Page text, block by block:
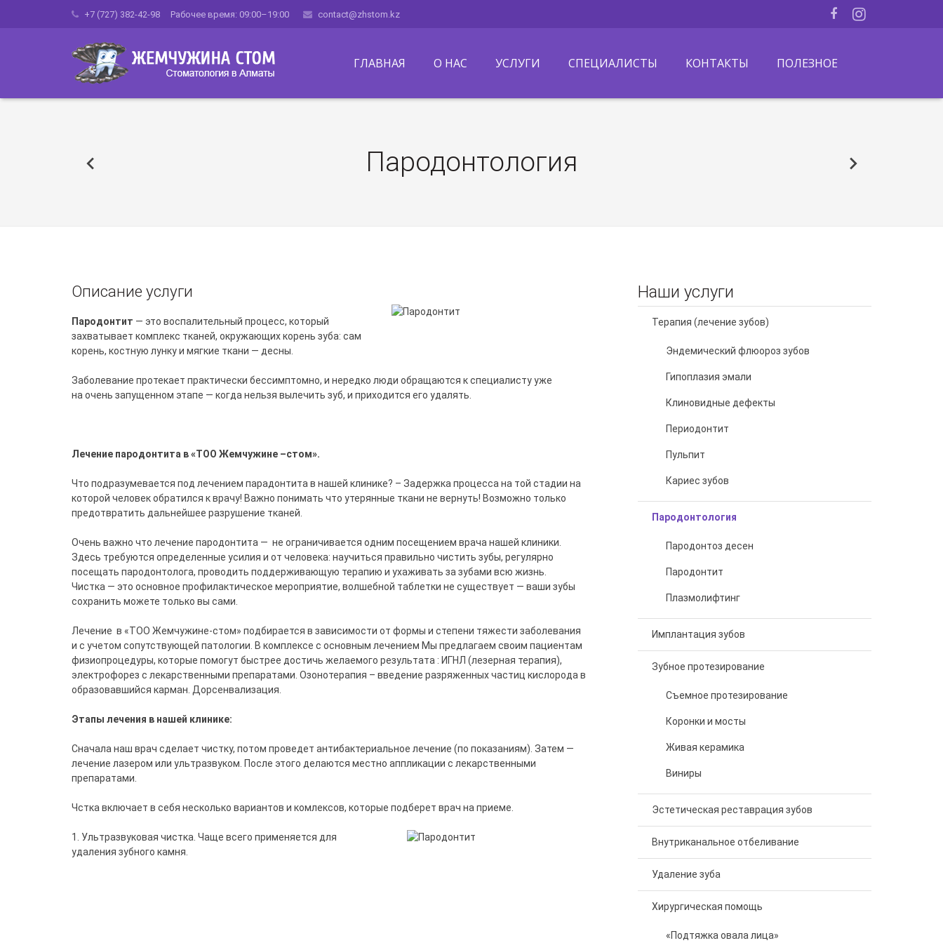
+7 (727) 382-42-98 Рабочее время: 09:00–19:00 contact@zhstom.kz
ГЛАВНАЯ О НАС УСЛУГИ СПЕЦИАЛИСТЫ КОНТАКТЫ ПОЛЕЗНОЕ
Пародонтология
Описание услуги
Пародонтит — это воспалительный процесс, который
захватывает комплекс тканей, окружающих корень зуба: сам
корень, костную лунку и мягкие ткани — десны.
Заболевание протекает практически бессимптомно, и нередко люди обращаются к специалисту уже
на очень запущенном этапе — когда нельзя вылечить зуб, и приходится его удалять.
Лечение пародонтита в«ТОО Жемчужине –стом».
Что подразумевается под лечением парадонтита в нашей клинике? – Задержка процесса на той стадии на
которой человек обратился к врачу! Важно понимать что утерянные ткани не вернуть! Возможно только
предотвратить дальнейшее разрушение тканей.
Очень важно что лечение пародонтита — не ограничивается одним посещением врача нашей клиники.
Здесь требуются определенные усилия и от человека: научиться правильно чистить зубы, регулярно
посещать пародонтолога, проводить поддерживающую терапию и ухаживать за зубами всю жизнь.
Чистка — это основное профилактическое мероприятие, волшебной таблетки не существует — ваши зубы
сохранить можете только вы сами.
Лечение в «ТОО Жемчужине-стом» подбирается в зависимости от формы и степени тяжести заболевания
и с учетом сопутствующей патологии. В комплексе с основным лечением Мы предлагаем своим пациентам
физиопроцедуры, которые помогут быстрее достичь желаемого результата : ИГНЛ (лезерная терапия),
электрофорез с лекарственными препаратами. Озонотерапия – введение разряженных частиц кислорода в
образовавшийся карман. Дорсенвализация.
Этапы лечения в нашей клинике:
Сначала наш врач сделает чистку, потом проведет антибактериальное лечение (по показаниям). Затем —
лечение лазером или ультразвуком. После этого делаются местно аппликации с лекарственными
препаратами.
Чстка включает в себя несколько вариантов и комлексов, которые подберет врач на приеме.
1. Ультразвуковая чистка. Чаще всего применяется для
удаления зубного камня.
Наши услуги
Терапия (лечение зубов)
Эндемический флюороз зубов
Гипоплазия эмали
Клиновидные дефекты
Периодонтит
Пульпит
Кариес зубов
Пародонтология
Пародонтоз десен
Пародонтит
Плазмолифтинг
Имплантация зубов
Зубное протезирование
Съемное протезирование
Коронки и мосты
Живая керамика
Виниры
Эстетическая реставрация зубов
Внутриканальное отбеливание
Удаление зуба
Хирургическая помощь
«Подтяжка овала лица»